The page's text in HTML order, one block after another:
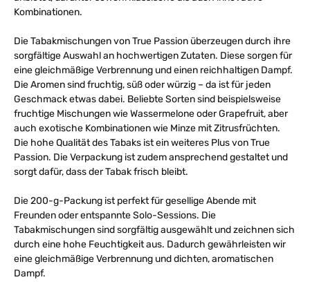
Kombinationen.
Die Tabakmischungen von True Passion überzeugen durch ihre
sorgfältige Auswahl an hochwertigen Zutaten. Diese sorgen für
eine gleichmäßige Verbrennung und einen reichhaltigen Dampf.
Die Aromen sind fruchtig, süß oder würzig – da ist für jeden
Geschmack etwas dabei. Beliebte Sorten sind beispielsweise
fruchtige Mischungen wie Wassermelone oder Grapefruit, aber
auch exotische Kombinationen wie Minze mit Zitrusfrüchten.
Die hohe Qualität des Tabaks ist ein weiteres Plus von True
Passion. Die Verpackung ist zudem ansprechend gestaltet und
sorgt dafür, dass der Tabak frisch bleibt.
Die 200-g-Packung ist perfekt für gesellige Abende mit
Freunden oder entspannte Solo-Sessions. Die
Tabakmischungen sind sorgfältig ausgewählt und zeichnen sich
durch eine hohe Feuchtigkeit aus. Dadurch gewährleisten wir
eine gleichmäßige Verbrennung und dichten, aromatischen
Dampf.